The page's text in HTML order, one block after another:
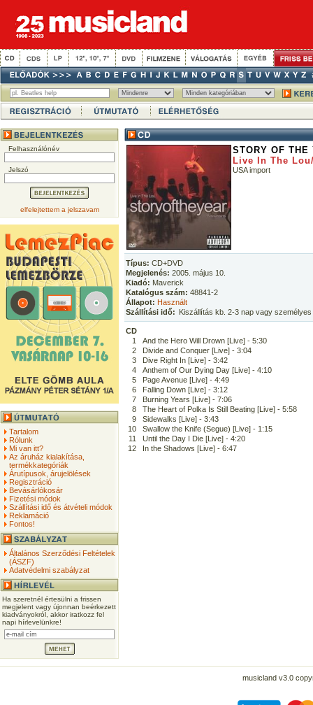
Felhasználónév
Jelszó
elfelejtettem a jelszavam
Tartalom
Rólunk
Mi van itt?
Az áruház kialakítása,
termékkategóriák
Árutípusok, árujelölések
Regisztráció
Bevásárlókosár
Fizetési módok
Szállítási idő és átvételi módok
Reklamáció
Fontos!
Általános Szerződési Feltételek
(ÁSZF)
Adatvédelmi szabályzat
Ha szeretnél értesülni a frissen
megjelent vagy újonnan beérkezett
kiadványokról, akkor iratkozz fel
napi hírlevelünkre!
STORY OF THE
Live In The
USA import
Típus: CD+DVD
Megjelenés: 2005. május 10.
Kiadó: Maverick
Katalógus szám: 48841-2
Állapot: Használt
Szállítási idő: Kiszállítás kb. 2-3 nap vagy
CD
1
And the Hero Will Drown [Live] - 5:30
2
Divide and Conquer [Live] - 3:04
3
Dive Right In [Live] - 3:42
4
Anthem of Our Dying Day [Live] - 4:10
5
Page Avenue [Live] - 4:49
6
Falling Down [Live] - 3:12
7
Burning Years [Live] - 7:06
8
The Heart of Polka Is Still Beating [Live] - 5:58
9
Sidewalks [Live] - 3:43
10
Swallow the Knife (Segue) [Live] - 1:15
11
Until the Day I Die [Live] - 4:20
12
In the Shadows [Live] - 6:47
musicland v3.0